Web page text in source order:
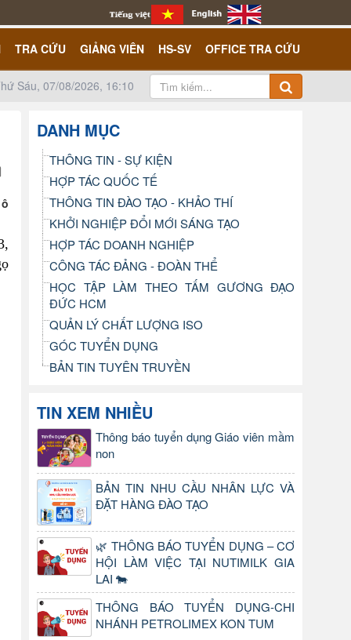
TRA CỨU GIẢNG VIÊN HS-SV OFFICE TRA CỨU
Sáu, 07/08/2026, 16:10
DANH MỤC
THÔNG TIN - SỰ KIỆN
HỢP TÁC QUỐC TẾ
THÔNG TIN ĐÀO TẠO - KHẢO THÍ
KHỞI NGHIỆP ĐỔI MỚI SÁNG TẠO
HỢP TÁC DOANH NGHIỆP
CÔNG TÁC ĐẢNG - ĐOÀN THỂ
HỌC TẬP LÀM THEO TẤM GƯƠNG ĐẠO
ĐỨC HCM
QUẢN LÝ CHẤT LƯỢNG ISO
GÓC TUYỂN DỤNG
BẢN TIN TUYÊN TRUYỀN
TIN XEM NHIỀU
Thông báo tuyển dụng Giáo viên mầm
non
BẢN TIN NHU CẦU NHÂN LỰC VÀ
ĐẶT HÀNG ĐÀO TẠO
🌿 THÔNG BÁO TUYỂN DỤNG – CƠ
HỘI LÀM VIỆC TẠI NUTIMILK GIA
LAI 🐄
THÔNG BÁO TUYỂN DỤNG-CHI
NHÁNH PETROLIMEX KON TUM